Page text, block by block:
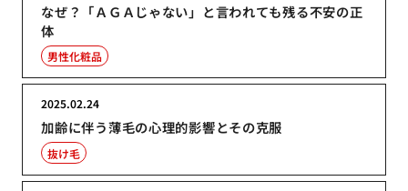
なぜ？「ＡＧＡじゃない」と言われても残る不安の正
体
男性化粧品
加齢に伴う薄毛の心理的影響とその克服
2025.02.24
抜け毛